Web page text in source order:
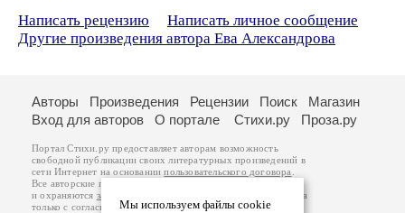
Написать рецензию
Написать личное сообщение
Другие произведения автора Ева Александрова
Мы используем файлы cookie
Авторы Произведения Рецензии Поиск
Магазин
Вход для авторов
О портале Стихи.ру Проза.ру
Портал Стихи.ру предоставляет авторам возможность
свободной публикации своих литературных произведений в
сети Интернет на основаниипользовательского договора
Все авторские права на произведения принадлежат авторам
и охраняются законом
. Перепечатка произведений возможна
только с согласия его автора, к которому вы можете